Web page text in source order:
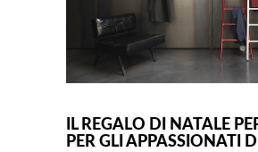
IL REGALO DI NATALE
PER GLI APPASSIONATI